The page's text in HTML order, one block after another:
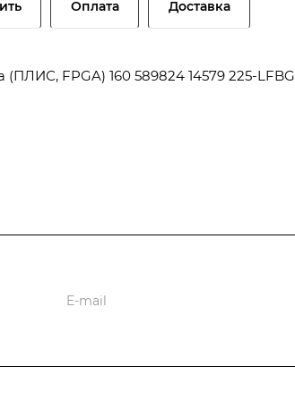
Оплата Доставка
FPGA) 160 589824 14579 225-